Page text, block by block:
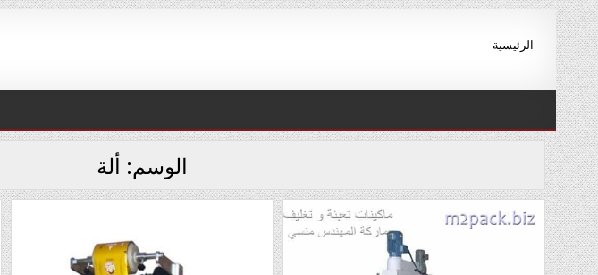
Skip
to
content
الرئيسية
الوسم: ألة